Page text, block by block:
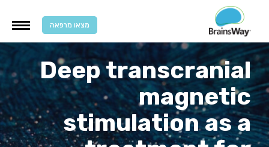
מצאו מרפאה
Deep transcranial
magnetic
stimulation as a